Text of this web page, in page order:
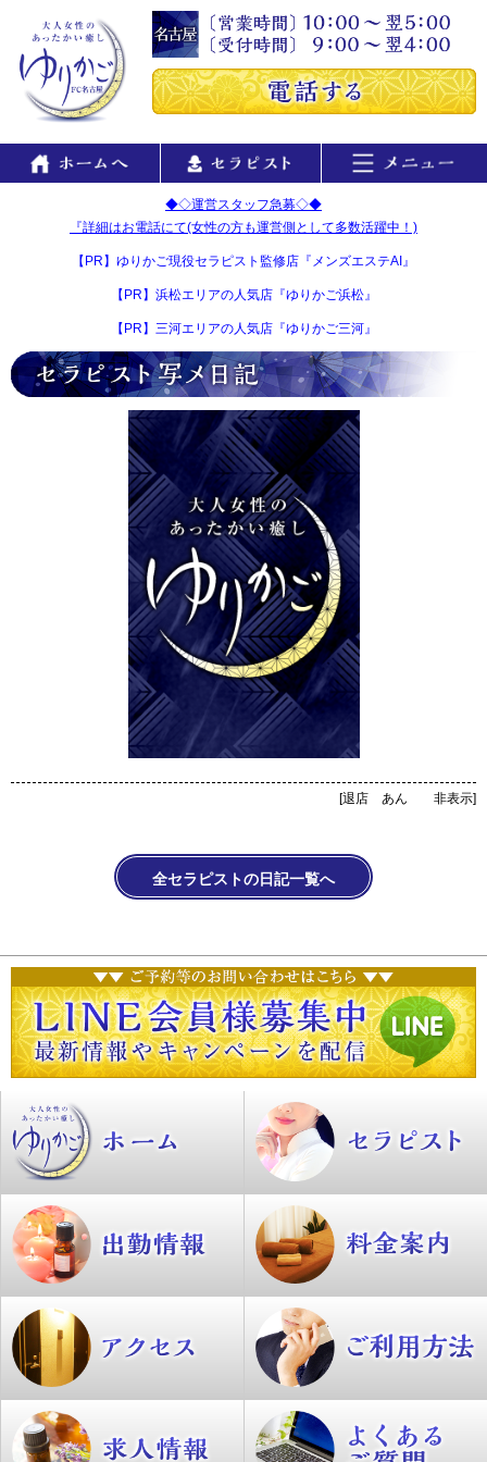
◆◇運営スタッフ急募◇◆
『詳細はお電話にて(女性の方も運営側として多数活躍中！)
【PR】ゆりかご現役セラピスト監修店『メンズエステAI』
【PR】浜松エリアの人気店『ゆりかご浜松』
【PR】三河エリアの人気店『ゆりかご三河』
[退店 あん 非表示]
全セラピストの日記一覧へ